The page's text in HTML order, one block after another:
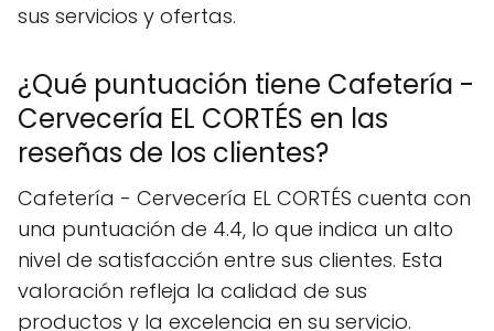
sus servicios y ofertas.
¿Qué puntuación tiene Cafetería -
Cervecería EL CORTÉS en las
reseñas de los clientes?
Cafetería - Cervecería EL CORTÉS cuenta con
una puntuación de 4.4, lo que indica un alto
nivel de satisfacción entre sus clientes. Esta
valoración refleja la calidad de sus
productos y la excelencia en su servicio.